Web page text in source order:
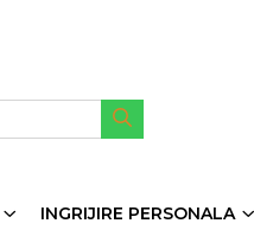
INGRIJIRE PERSONALA